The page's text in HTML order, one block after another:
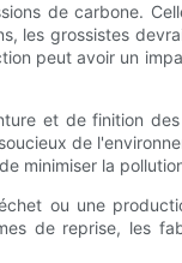
de carbone.
les grossistes
peut avoir un
et de finition
de
minimiser la
ou une
de reprise, les